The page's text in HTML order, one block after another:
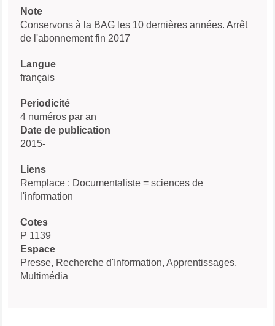
Note
Conservons à la BAG les 10 dernières années. Arrêt
de l'abonnement fin 2017
Langue
français
Periodicité
4 numéros par an
Date de publication
2015-
Liens
Remplace : Documentaliste = sciences de
l'information
Cotes
P 1139
Espace
Presse, Recherche d'Information, Apprentissages,
Multimédia